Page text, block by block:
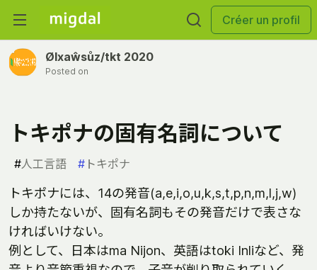
Créer un profil
Ølxaŵsůz/tkt 2020
Posted on
トキポナの固有名詞について
#人工言語 # トキポナ
トキポナには、14の発音(a,e,i,o,u,k,s,t,p,n,m,l,j,w)
しか持たないが、固有名詞もその発音だけで表さな
ければいけない。
例として、日本はma Nijon、英語はtoki Inliなど、発